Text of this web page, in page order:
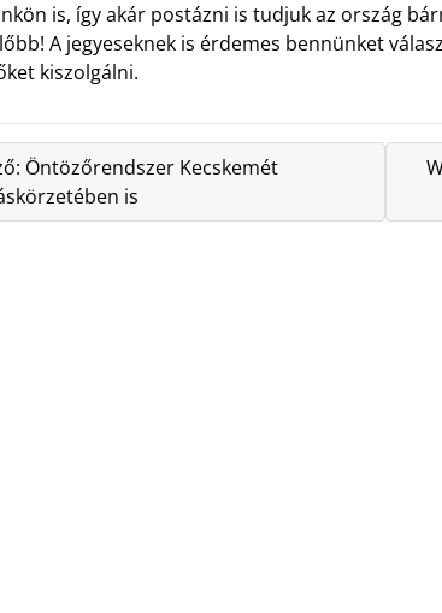
is, így akár postázni is tudjuk az ország
A jegyeseknek is érdemes bennünket
kiszolgálni.
Öntözőrendszer Kecskemét
is